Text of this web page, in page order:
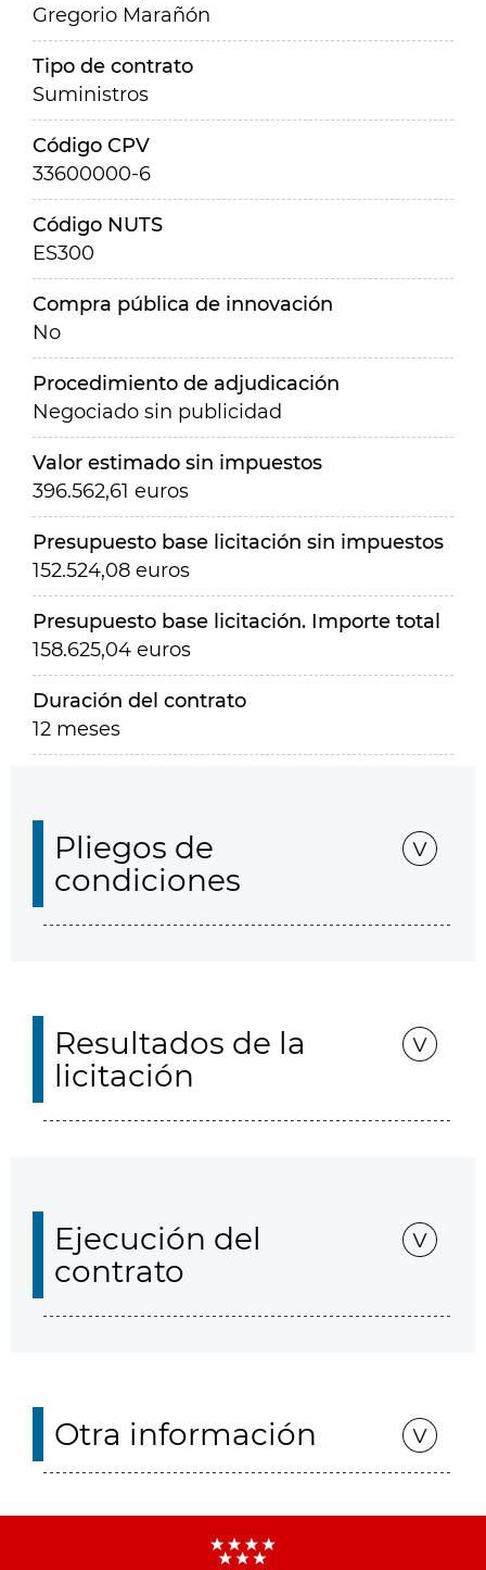
Gregorio Marañón
Tipo de contrato
Suministros
Código CPV
33600000-6
Código NUTS
ES300
Compra pública de innovación
No
Procedimiento de adjudicación
Negociado sin publicidad
Valor estimado sin impuestos
396.562,61 euros
Presupuesto base licitación sin impuestos
152.524,08 euros
Presupuesto base licitación. Importe total
158.625,04 euros
Duración del contrato
12 meses
Pliegos de
condiciones
Resultados de la
licitación
Ejecución del
contrato
Otra información